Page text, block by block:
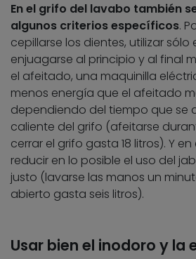
En el grifo del lavabo también
algunos criterios específicos.
cepillarse los dientes, utilizar
enjuagarse al principio y al final
el afeitado, una maquinilla
menos energía que el afeitado
dependiendo del tiempo que se
caliente del grifo (afeitarse
cerrar el grifo gasta 18 litros). Y
reducir en lo posible el uso del
justo (lavarse las manos un
abierto gasta seis litros).
Usar bien el inodoro y la